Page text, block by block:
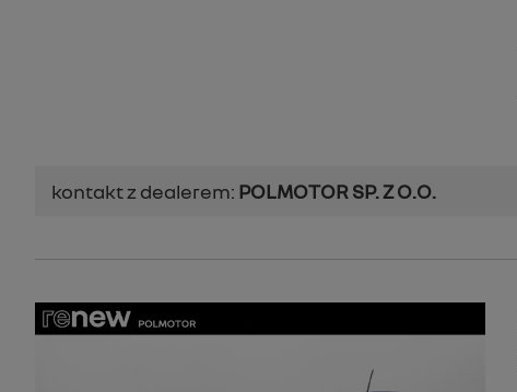
kontakt z dealerem: POLMOTOR SP. Z O.O.